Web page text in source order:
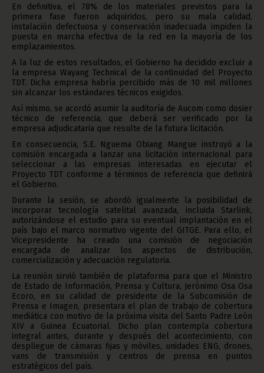
En definitiva, el 78% de los materiales previstos para la
primera fase fueron adquiridos, pero su mala calidad,
instalación defectuosa y conservación inadecuada impiden la
puesta en marcha efectiva de la red en la mayoría de los
emplazamientos.
A la luz de estos resultados, el Gobierno ha decidido excluir a
la empresa Wayang Technical de la continuidad del Proyecto
TDT. Dicha empresa habría percibido más de 10 mil millones
sin alcanzar los estándares técnicos exigidos.
Así mismo, se acordó asumir la auditoría de Aucom como dosier
técnico de referencia, que deberá ser verificado por la
empresa adjudicataria que resulte de la futura licitación.
En consecuencia, S.E. Nguema Obiang Mangue instruyó a la
comisión encargada a lanzar una licitación internacional para
seleccionar a las empresas interesadas en ejecutar el
Proyecto TDT conforme a términos de referencia que definirá
el Gobierno.
Durante la sesión, se abordó igualmente la posibilidad de
incorporar tecnología satelital avanzada, incluida Starlink,
autorizándose el estudio para su eventual implantación en el
país bajo el marco normativo vigente del GITGE. Para ello, el
Vicepresidente ha creado una comisión de negociación
encargada de analizar los aspectos de distribución,
comercialización y adecuación regulatoria.
La reunión sirvió también de plataforma para que el Ministro
de Estado de Información, Prensa y Cultura, Jerónimo Osa Osa
Ecoro, en su calidad de presidente de la Subcomisión de
Prensa e Imagen, presentara el plan de trabajo de cobertura
mediática con motivo de la próxima visita del Santo Padre León
XIV a Guinea Ecuatorial. Dicho plan contempla cobertura
integral antes, durante y después del acontecimiento, con
despliegue de cámaras fijas y móviles, unidades ENG, drones,
vans de transmisión y centros de prensa en puntos
estratégicos del país.